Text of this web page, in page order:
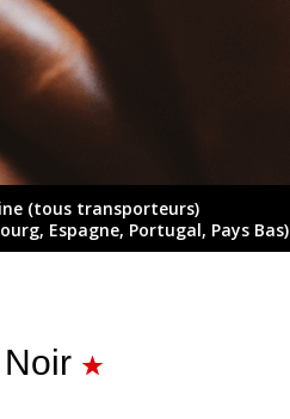
(tous transporteurs)
Espagne, Portugal, Pays Bas)